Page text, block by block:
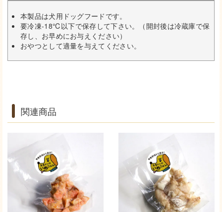
本製品は犬用ドッグフードです。
要冷凍-18℃以下で保存して下さい。（開封後は冷蔵庫で保
存し、お早めにお与えください）
おやつとして適量を与えてください。
関連商品